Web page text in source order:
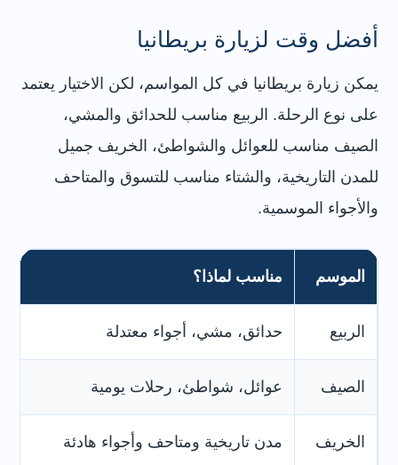
أفضل وقت لزيارة بريطانيا
يمكن زيارة بريطانيا في كل المواسم، لكن الاختيار يعتمد
على نوع الرحلة. الربيع مناسب للحدائق والمشي،
الصيف مناسب للعوائل والشواطئ، الخريف جميل
للمدن التاريخية، والشتاء مناسب للتسوق والمتاحف
والأجواء الموسمية.
الموسم مناسب لماذا؟
الربيع حدائق، مشي، أجواء معتدلة
الصيف عوائل، شواطئ، رحلات يومية
الخريف مدن تاريخية ومتاحف وأجواء هادئة